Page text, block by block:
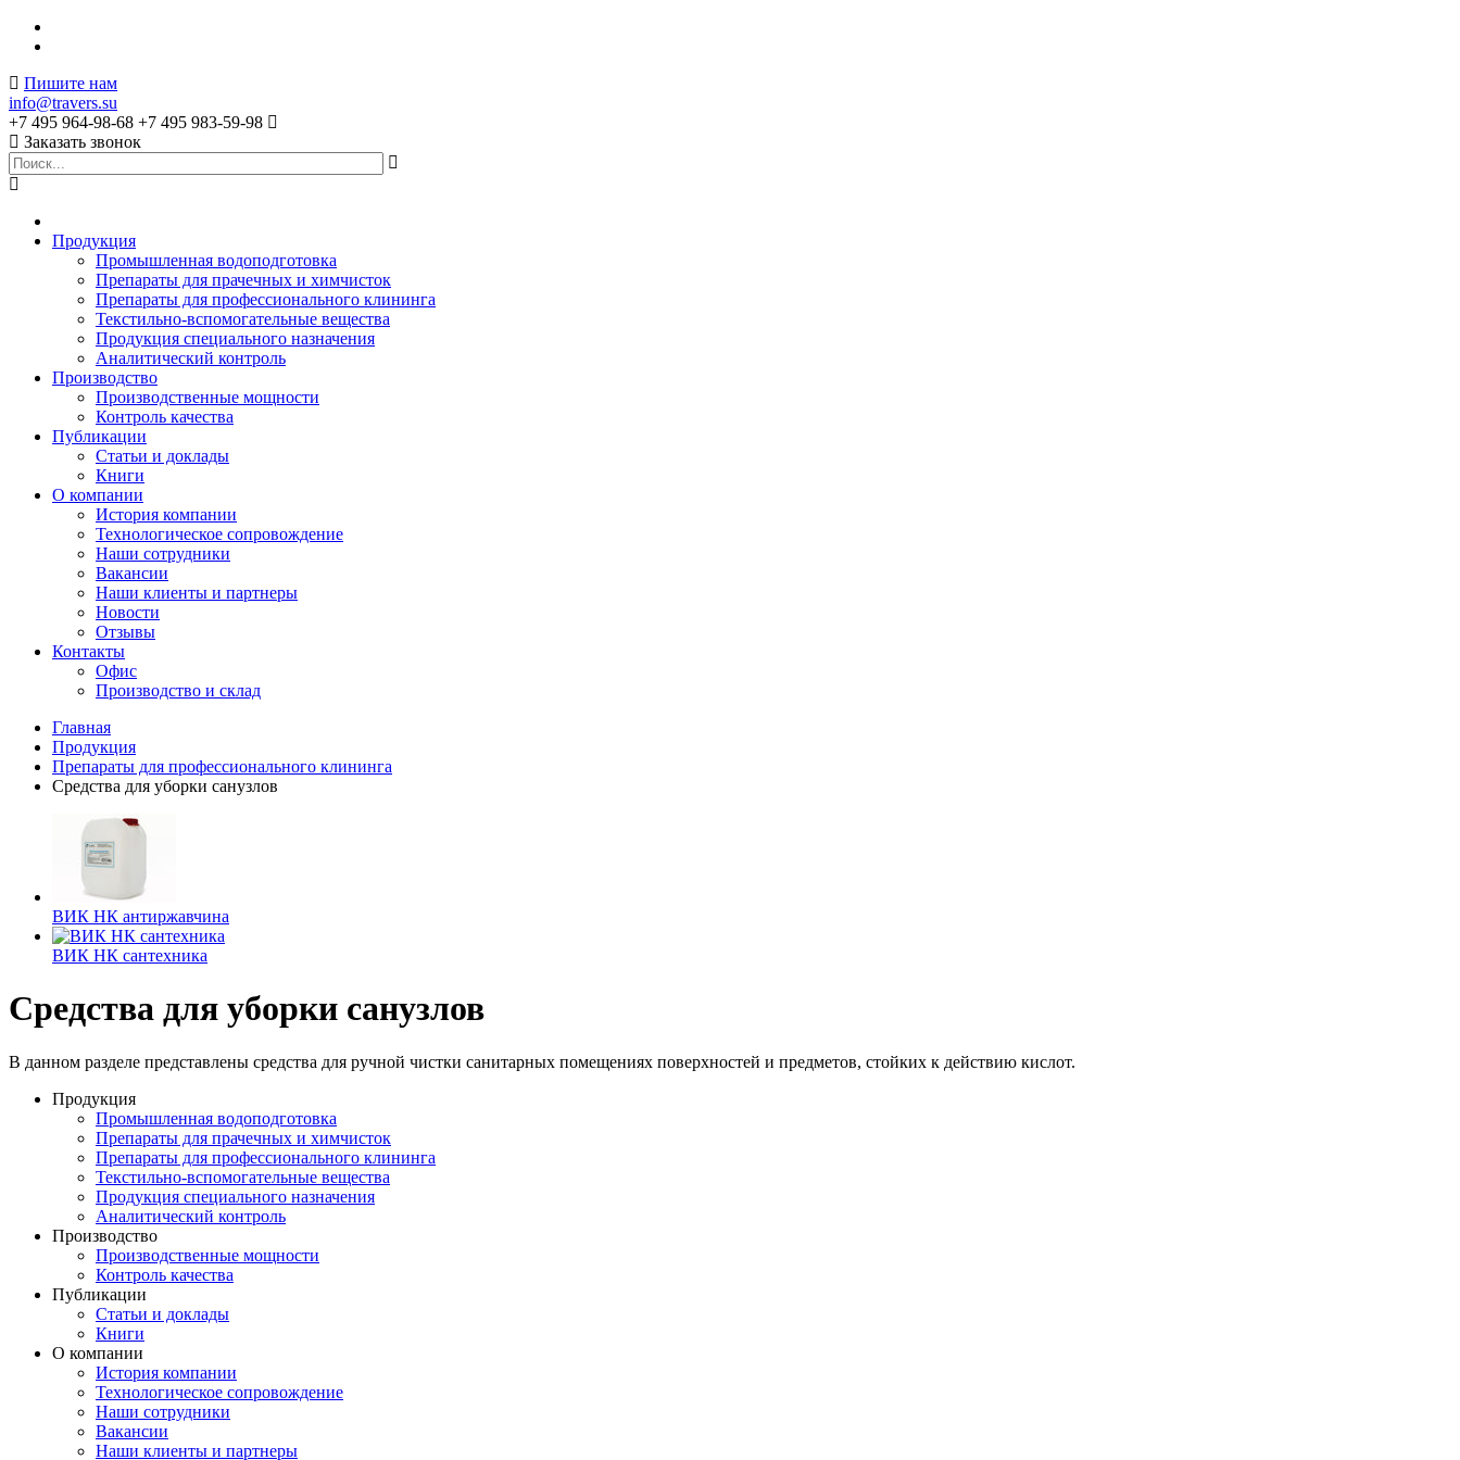
Пишите нам
info@travers.su
+7 495 964-98-68 +7 495 983-59-98
Заказать звонок
Продукция
Промышленная водоподготовка
Препараты для прачечных и химчисток
Препараты для профессионального клининга
Текстильно-вспомогательные вещества
Продукция специального назначения
Аналитический контроль
Производство
Производственные мощности
Контроль качества
Публикации
Статьи и доклады
Книги
О компании
История компании
Технологическое сопровождение
Наши сотрудники
Вакансии
Наши клиенты и партнеры
Новости
Отзывы
Контакты
Офис
Производство и склад
Главная
Продукция
Препараты для профессионального клининга
Средства для уборки санузлов
ВИК НК антиржавчина
ВИК НК сантехника
Средства для уборки санузлов
В данном разделе представлены средства для ручной чистки санитарных помещениях поверхностей и предметов, стойких к действию кислот.
Продукция
Промышленная водоподготовка
Препараты для прачечных и химчисток
Препараты для профессионального клининга
Текстильно-вспомогательные вещества
Продукция специального назначения
Аналитический контроль
Производство
Производственные мощности
Контроль качества
Публикации
Статьи и доклады
Книги
О компании
История компании
Технологическое сопровождение
Наши сотрудники
Вакансии
Наши клиенты и партнеры